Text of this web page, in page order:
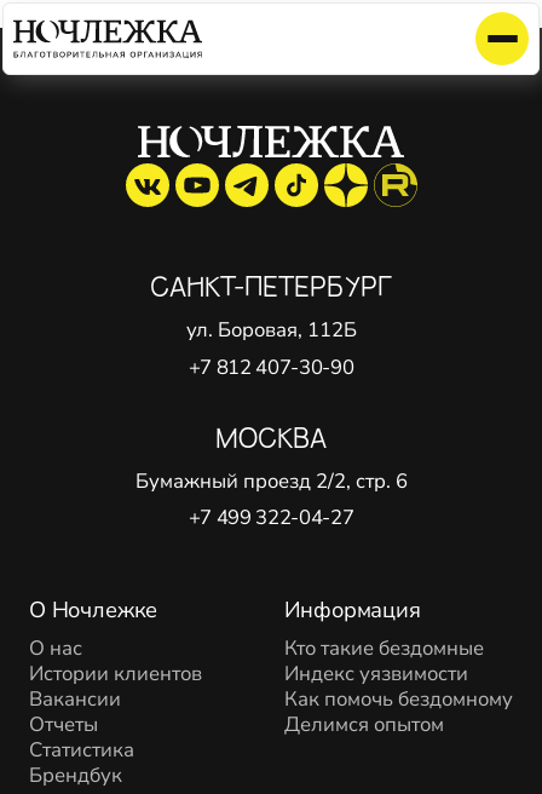
Элемент не найден!
О Ночлежке
О нас
Истории клиентов
Вакансии
Отчеты
Статистика
Брендбук
Информация
Кто такие бездомные
Индекс уязвимости
Как помочь бездомному
Делимся опытом
САНКТ-ПЕТЕРБУРГ
ул. Боровая, 112Б
+7 812 407-30-90
МОСКВА
Бумажный проезд 2/2, стр. 6
+7 499 322-04-27